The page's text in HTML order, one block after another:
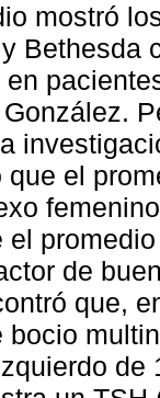
mostró
Bethesda
el
el
de
que,
bocio
de